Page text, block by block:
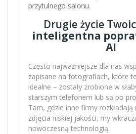
przytulnego salonu.
Drugie życie
inteligentna
AI
Często najważniejsze dla nas
zapisane na fotografiach, które
idealne – zostały zrobione w
starszym telefonem lub są po
Tam, gdzie inne firmy rozkładają
zdjęcia niskiej jakości, my
nowoczesną technologią.